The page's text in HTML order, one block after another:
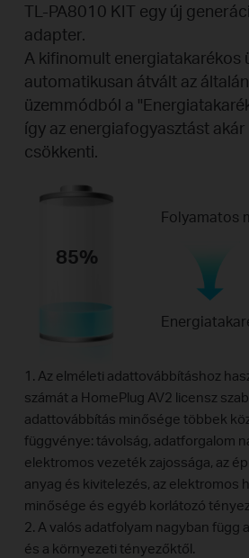
TL-PA8010 KIT egy új
adapter.
A kifinomult energiatakarékos
automatikusan átvált az
üzemmódból a
így az energiafogyasztást
csökkenti.
85%
Folyamatos
1. Az elméleti adattovábbításhoz
számát a HomePlug AV2 licensz
adattovábbítás minősége többek
függvénye: távolság, adatforgalom
elektromos vezeték zajossága, az
anyag és kivitelezés, az elektromos
minősége és egyéb korlátozó
2. A valós adatfolyam nagyban függ
és a környezeti tényezőktől.